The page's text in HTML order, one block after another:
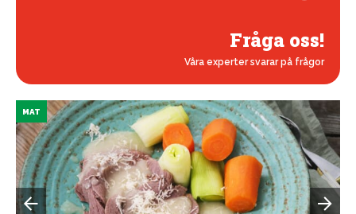
Fråga oss!
Våra experter svarar på frågor
MAT